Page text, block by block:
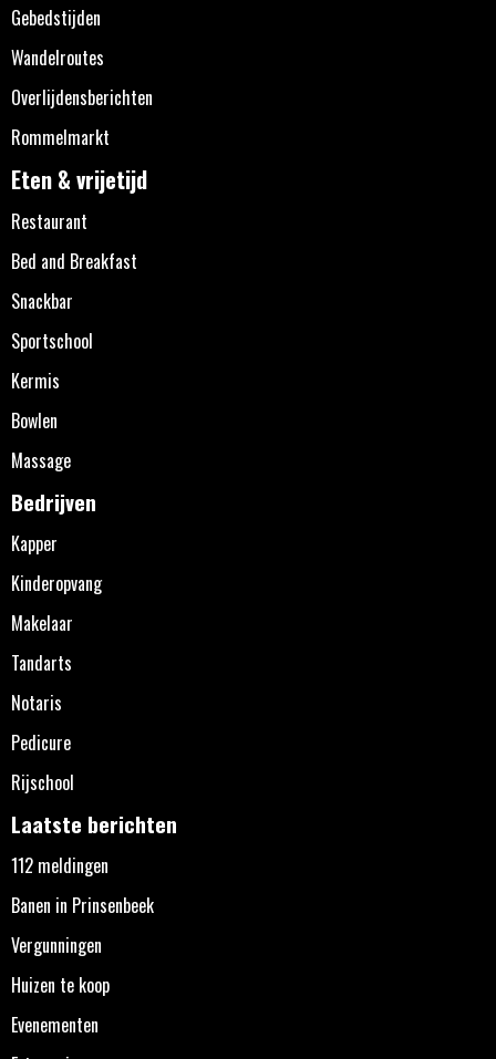
Gebedstijden
Wandelroutes
Overlijdensberichten
Rommelmarkt
Eten & vrijetijd
Restaurant
Bed and Breakfast
Snackbar
Sportschool
Kermis
Bowlen
Massage
Bedrijven
Kapper
Kinderopvang
Makelaar
Tandarts
Notaris
Pedicure
Rijschool
Laatste berichten
112 meldingen
Banen in Prinsenbeek
Vergunningen
Huizen te koop
Evenementen